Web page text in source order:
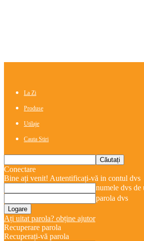
La Zi
Produse
Utilaje
Cauta Stiri
Conectare
Bine ați venit! Autentificați-vă in contul dvs
numele dvs de
parola dvs
Ați uitat parola? obține ajutor
Recuperare parola
Recuperați-vă parola